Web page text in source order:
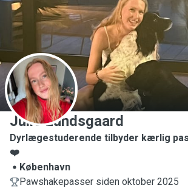
J
Julie Lundsgaard
Dyrlægestuderende tilbyder kærlig
❤️
København
Pawshakepasser siden oktober 2025